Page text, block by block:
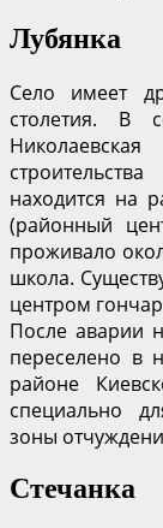
Лубянка
Село имеет
столетия. В
находится на
(районный
проживало
школа.
центром
После аварии
переселено в
районе
специально
зоны
Стечанка